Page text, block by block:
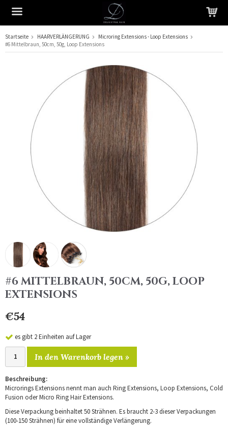
Das Produkt wurde in Ihren Warenkorb gelegt
Startseite HAARVERLÄNGERUNG
Microring Extensions - Loop Extensions
#6 Mittelbraun, 50cm, 50g, Loop Extensions
#6 MITTELBRAUN, 50CM, 50G, LOOP
EXTENSIONS
€54
es gibt 2 Einheiten auf Lager
In den Warenkorb legen »
Beschreibung:
Microrings Extensions nennt man auch Ring Extensions, Loop Extensions, Cold
Fusion oder Micro Ring Hair Extensions.
Diese Verpackung beinhaltet 50 Strähnen. Es braucht 2-3 dieser Verpackungen
(100-150 Strähnen) für eine vollständige Verlängerung.